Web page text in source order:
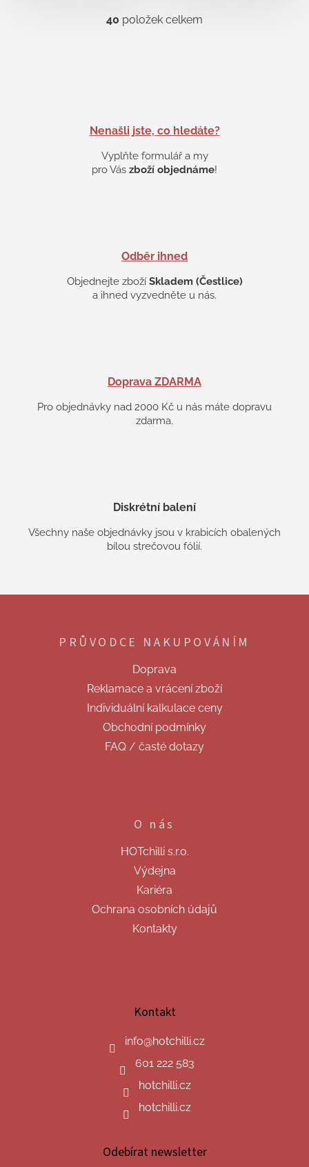
O
p
v
k
s
u
40 položek celkem
Nenašli jste, co hledáte?
Vyplňte formulář a my
pro Vás zboží objednáme!
Odběr ihned
Objednejte zboží Skladem (Čestlice)
a ihned vyzvedněte u nás.
Doprava ZDARMA
Pro objednávky nad 2000 Kč u nás máte dopravu
zdarma.
Diskrétní balení
Všechny naše objednávky jsou v krabicích obalených
bílou strečovou fólií.
PRŮVODCE NAKUPOVÁNÍM
Doprava
Reklamace a vrácení zboží
Individuální kalkulace ceny
Obchodní podmínky
FAQ / časté dotazy
O nás
HOTchilli s.r.o.
Výdejna
Kariéra
Ochrana osobních údajů
Kontakty
Kontakt
info@hotchilli.cz
601 222 583
hotchilli.cz
hotchilli.cz
Odebírat newsletter